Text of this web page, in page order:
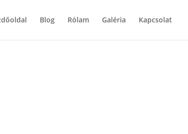
Blog Rólam Galéria Kapcsolat